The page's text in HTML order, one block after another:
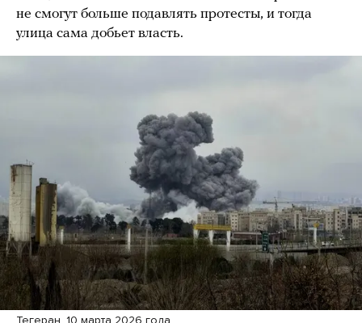
не смогут больше подавлять протесты, и тогда
улица сама добьет власть.
Тегеран. 10 марта 2026 года